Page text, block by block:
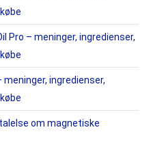
Pro – meninger, ingredienser,
meninger, ingredienser,
om magnetiske